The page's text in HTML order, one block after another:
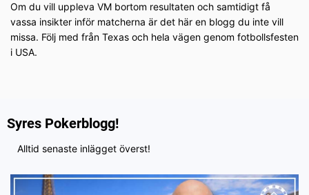
Om du vill uppleva VM bortom resultaten och samtidigt få
vassa insikter inför matcherna är det här en blogg du inte vill
missa. Följ med från Texas och hela vägen genom fotbollsfesten
i USA.
Syres Pokerblogg!
Alltid senaste inlägget överst!